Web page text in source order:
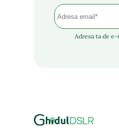
Adresa ta de